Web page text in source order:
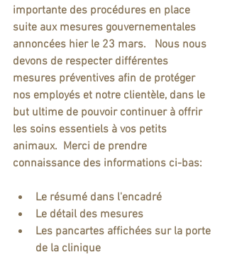
importante des procédures en place
suite aux mesures gouvernementales
annoncées hier le 23 mars.   Nous nous
devons de respecter différentes
mesures préventives afin de protéger
nos employés et notre clientèle, dans le
but ultime de pouvoir continuer à offrir
les soins essentiels à vos petits
animaux.  Merci de prendre
connaissance des informations ci-bas:
Le résumé dans l'encadré
Le détail des mesures
Les pancartes affichées sur la porte
de la clinique